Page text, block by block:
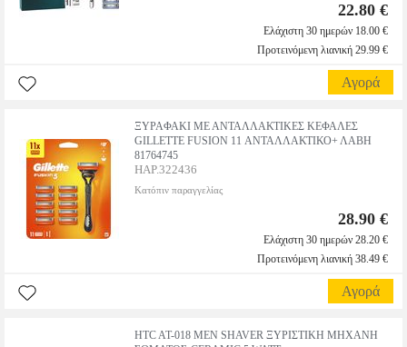
22.80 €
Ελάχιστη 30 ημερών 18.00 €
Προτεινόμενη λιανική 29.99 €
Αγορά
ΞΥΡΑΦΑΚΙ ΜΕ ΑΝΤΑΛΛΑΚΤΙΚΕΣ ΚΕΦΑΛΕΣ
GILLETTE FUSION 11 ΑΝΤΑΛΛΑΚΤΙΚΟ+ ΛΑΒΗ
81764745
HAP.322436
Κατόπιν παραγγελίας
28.90 €
Ελάχιστη 30 ημερών 28.20 €
Προτεινόμενη λιανική 38.49 €
Αγορά
HTC AT-018 MEN SHAVER ΞΥΡΙΣΤΙΚΗ ΜΗΧΑΝΗ